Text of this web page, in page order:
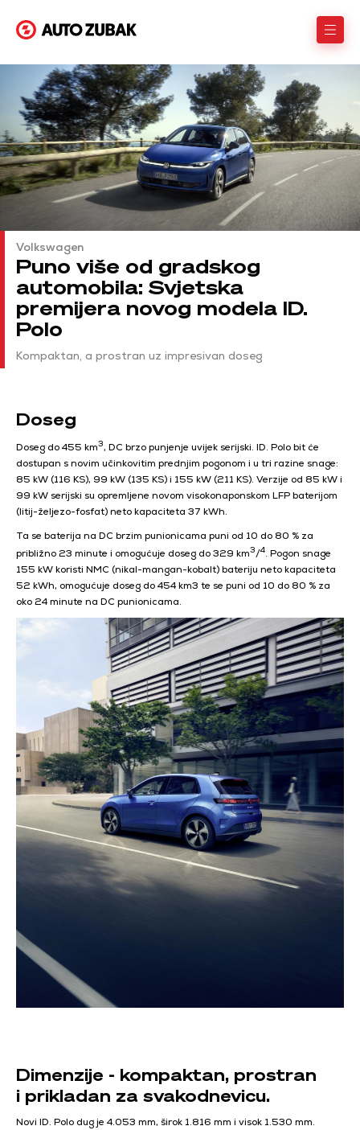
Volkswagen
Puno više od gradskog
automobila: Svjetska
premijera novog modela ID.
Polo
Kompaktan, a prostran uz impresivan doseg
Doseg
Doseg do 455 km3, DC brzo punjenje uvijek serijski. ID. Polo bit će
dostupan s novim učinkovitim prednjim pogonom i u tri razine snage:
85 kW (116 KS), 99 kW (135 KS) i 155 kW (211 KS). Verzije od 85 kW i
99 kW serijski su opremljene novom visokonaponskom LFP baterijom
(litij-željezo-fosfat) neto kapaciteta 37 kWh.
Ta se baterija na DC brzim punionicama puni od 10 do 80 % za
približno 23 minute i omogućuje doseg do 329 km3/4. Pogon snage
155 kW koristi NMC (nikal-mangan-kobalt) bateriju neto kapaciteta
52 kWh, omogućuje doseg do 454 km3 te se puni od 10 do 80 % za
oko 24 minute na DC punionicama.
Dimenzije - kompaktan, prostran
i prikladan za svakodnevicu.
Novi ID. Polo dug je 4.053 mm, širok 1.816 mm i visok 1.530 mm.